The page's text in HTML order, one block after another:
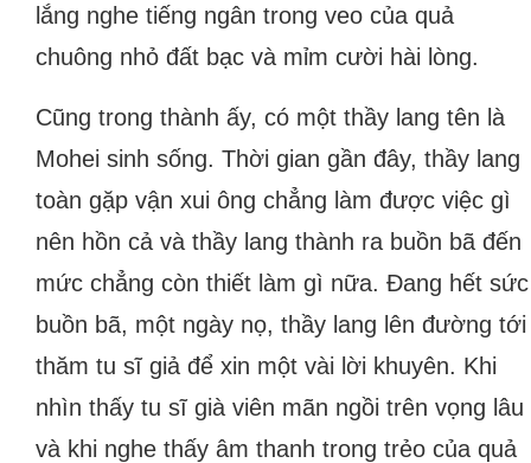
lắng nghe tiếng ngân trong veo của quả
chuông nhỏ đất bạc và mỉm cười hài lòng.
Cũng trong thành ấy, có một thầy lang tên là
Mohei sinh sống. Thời gian gần đây, thầy lang
toàn gặp vận xui ông chẳng làm được việc gì
nên hồn cả và thầy lang thành ra buồn bã đến
mức chẳng còn thiết làm gì nữa. Đang hết sức
buồn bã, một ngày nọ, thầy lang lên đường tới
thăm tu sĩ giả để xin một vài lời khuyên. Khi
nhìn thấy tu sĩ già viên mãn ngồi trên vọng lâu
và khi nghe thấy âm thanh trong trẻo của quả